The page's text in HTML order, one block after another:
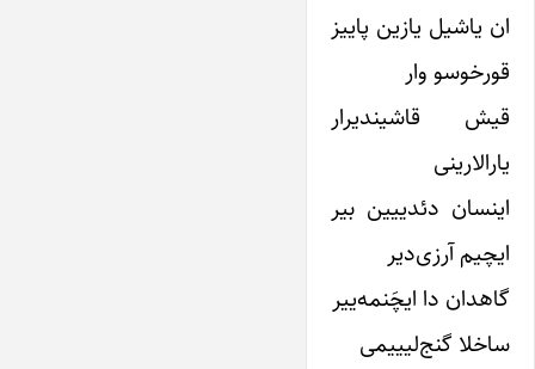
ان یاشیل یازین پاییز
قورخوسو وار
قیش قاشیندیرار
یارالارینی
اینسان دئدییین بیر
ایچیم آرزی‌دیر
گاهدان دا ایچَنمه‌ییر
ساخلا گنج‌لیییمی